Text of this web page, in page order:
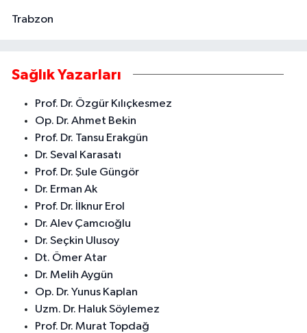
Trabzon
Sağlık Yazarları
Prof. Dr. Özgür Kılıçkesmez
Op. Dr. Ahmet Bekin
Prof. Dr. Tansu Erakgün
Dr. Seval Karasatı
Prof. Dr. Şule Güngör
Dr. Erman Ak
Prof. Dr. İlknur Erol
Dr. Alev Çamcıoğlu
Dr. Seçkin Ulusoy
Dt. Ömer Atar
Dr. Melih Aygün
Op. Dr. Yunus Kaplan
Uzm. Dr. Haluk Söylemez
Prof. Dr. Murat Topdağ